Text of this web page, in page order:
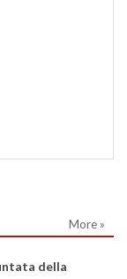
More »
della